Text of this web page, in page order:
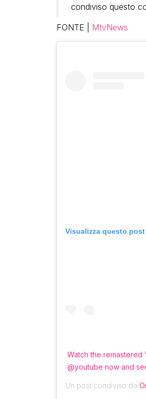
condiviso questo
FONTE | MtvNews
Visualizza questo
Watch the remastered
@youtube now and
Un post condiviso da